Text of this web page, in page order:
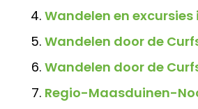
Wandelen en excursies
Wandelen door de
Wandelen door de
Regio-Maasduinen-